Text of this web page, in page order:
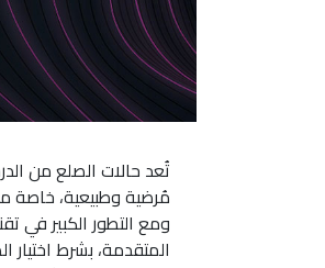
تُعد حالات الصلع من
مُرضية وطبيعية، خاصة
ومع التطور الكبير في
المتقدمة، بشرط